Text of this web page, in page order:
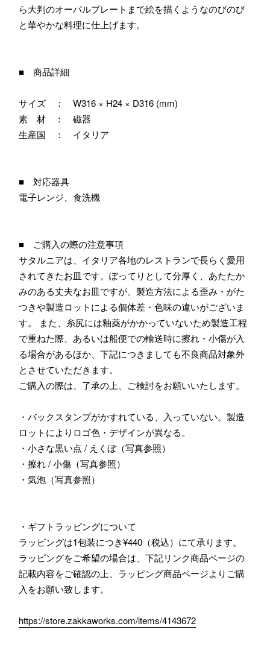
ら大判のオーバルプレートまで絵を描くようなのびのび
と華やかな料理に仕上げます。
■ 商品詳細
サイズ ： W316 × H24 × D316 (mm)
素 材 ： 磁器
生産国 ： イタリア
■ 対応器具
電子レンジ、食洗機
■ ご購入の際の注意事項
サタルニアは、イタリア各地のレストランで長らく愛用
されてきたお皿です。ぽってりとして分厚く、あたたか
みのある丈夫なお皿ですが、製造方法による歪み・がた
つきや製造ロットによる個体差・色味の違いがございま
す。 また、糸尻には釉薬がかかっていないため製造工程
で重ねた際、あるいは船便での輸送時に擦れ・小傷が入
る場合があるほか、下記につきましても不良商品対象外
とさせていただきます。
ご購入の際は、了承の上、ご検討をお願いいたします。
・バックスタンプがかすれている、入っていない。製造
ロットによりロゴ色・デザインが異なる。
・小さな黒い点 / えくぼ（写真参照）
・擦れ / 小傷（写真参照）
・気泡（写真参照）
・ギフトラッピングについて
ラッピングは1包装につき¥440（税込）にて承ります。
ラッピングをご希望の場合は、下記リンク商品ページの
記載内容をご確認の上、ラッピング商品ページよりご購
入をお願い致します。
https://store.zakkaworks.com/items/4143672